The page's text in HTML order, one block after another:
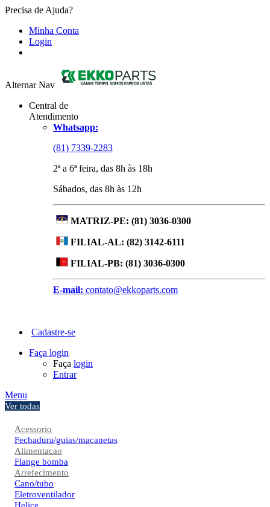
Precisa de Ajuda?
Minha Conta
Login
Alternar Nav
Central de
Atendimento
Whatsapp:
(81) 7339-2283
2ª a 6ª feira, das 8h às 18h
Sábados, das 8h às 12h
MATRIZ-PE: (81) 3036-0300
FILIAL-AL: (82) 3142-6111
FILIAL-PB: (81) 3036-0300
E-mail: contato@ekkoparts.com
Cadastre-se
Faça login
Faça login
Entrar
Menu
Ver todas
Acessorio
Fechadura/guias/macanetas
Alimentacao
Flange bomba
Arrefecimento
Cano/tubo
Eletroventilador